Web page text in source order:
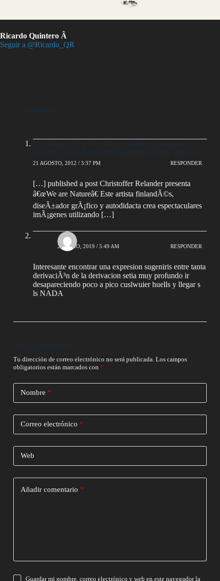
Ricardo Quintero Â
Seguir a @Ricardo_QR
2 comentarios
CSS Brigit | Best Web Design Gallery | Beautiful
websites | Your fountain of inspiration, Daily updated
21 AGOSTO, 2012 / 3:37 PM RESPONDER
[…] published a post Christoffer Relander presenta
â€œWe are Natureâ€ Este artista finlandÃ©s,
diseÃ±ador grÃ¡fico y autodidacta crea espectaculares
imÃ¡genes utilizando […]
Omagema
22 JULIO, 2019 / 5:49 AM RESPONDER
Interesante encontrar una expresion sugeniris entre tanta
derivaciÃ³n de la derivacion setia muy profundo ir
desapareciendo poco a pico cuslwuier huells y llegar s
ls NADA
Deja un comentario
Tu dirección de correo electrónico no será publicada. Los campos
obligatorios están marcados con *
Nombre *
Correo electrónico *
Web
Añadir comentario *
Guardar mi nombre, correo electrónico y web en este navegador la